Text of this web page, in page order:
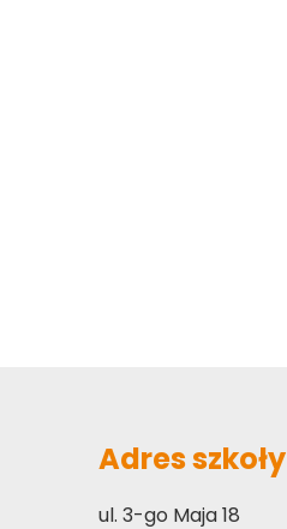
Adres szkoły
ul. 3-go Maja 18